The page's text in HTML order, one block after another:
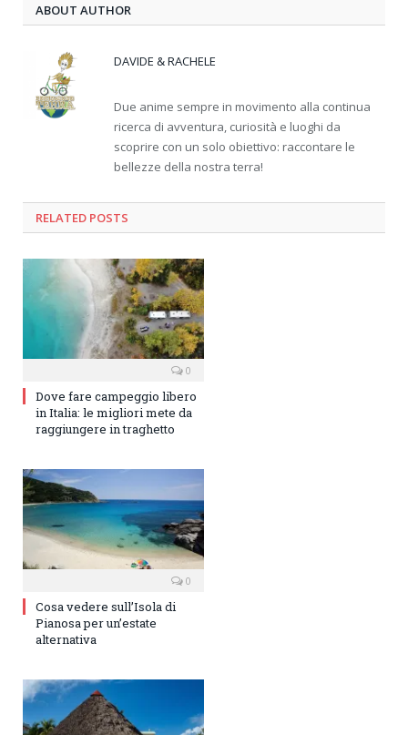
ABOUT AUTHOR
DAVIDE & RACHELE
Due anime sempre in movimento alla continua
ricerca di avventura, curiosità e luoghi da
scoprire con un solo obiettivo: raccontare le
bellezze della nostra terra!
RELATED POSTS
0
Dove fare campeggio libero
in Italia: le migliori mete da
raggiungere in traghetto
0
Cosa vedere sull’Isola di
Pianosa per un’estate
alternativa